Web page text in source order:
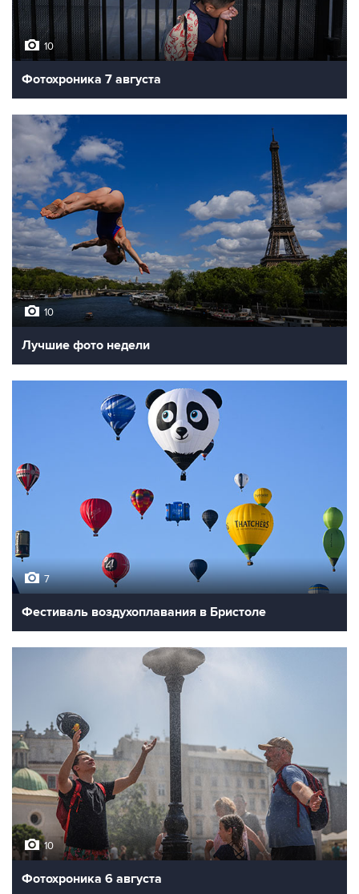
10
Фотохроника 7 августа
10
Лучшие фото недели
7
Фестиваль воздухоплавания в Бристоле
10
Фотохроника 6 августа